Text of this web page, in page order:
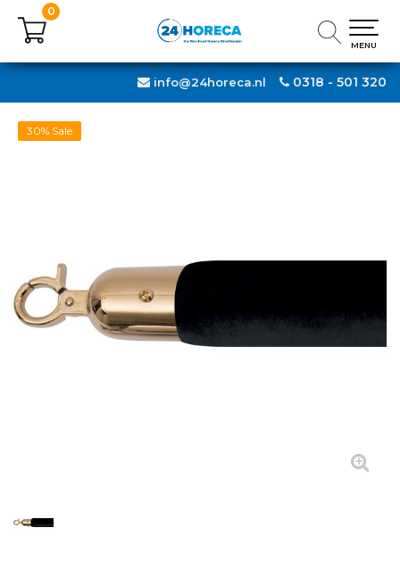
0318 - 501 320
info@24horeca.nl
0
MENU
0
MENU
30% Sale